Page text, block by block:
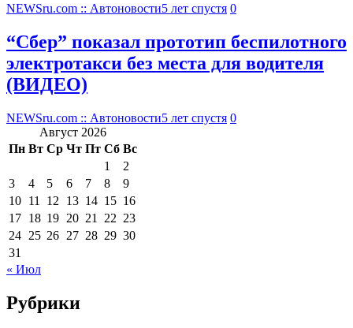
NEWSru.com :: Автоновости5 лет спустя 0
“Сбер” показал прототип беспилотного
электротакси без места для водителя
(ВИДЕО)
NEWSru.com :: Автоновости5 лет спустя 0
Август 2026
Пн Вт Ср Чт Пт Сб Вс
1
2
3
4 5 6 7 8
9
10 11 12 13 14 15 16
17 18 19 20 21 22 23
24 25 26 27 28 29 30
31
« Июл
Рубрики